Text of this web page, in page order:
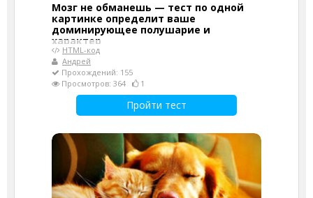
Мозг не обманешь — тест по одной
картинке определит ваше
доминирующее полушарие и
характер
HTML-код
Андрей
Прохождений: 155
Просмотров: 364
1
Пройти тест